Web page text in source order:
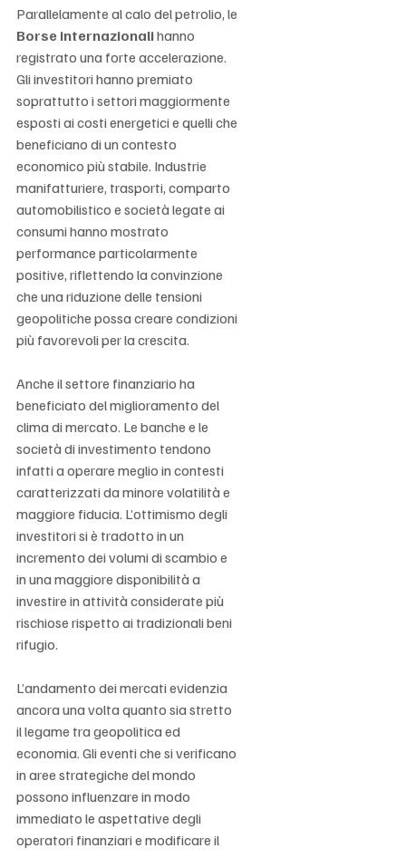
Parallelamente al calo del petrolio, le
Borse internazionali hanno
registrato una forte accelerazione.
Gli investitori hanno premiato
soprattutto i settori maggiormente
esposti ai costi energetici e quelli che
beneficiano di un contesto
economico più stabile. Industrie
manifatturiere, trasporti, comparto
automobilistico e società legate ai
consumi hanno mostrato
performance particolarmente
positive, riflettendo la convinzione
che una riduzione delle tensioni
geopolitiche possa creare condizioni
più favorevoli per la crescita.
Anche il settore finanziario ha
beneficiato del miglioramento del
clima di mercato. Le banche e le
società di investimento tendono
infatti a operare meglio in contesti
caratterizzati da minore volatilità e
maggiore fiducia. L’ottimismo degli
investitori si è tradotto in un
incremento dei volumi di scambio e
in una maggiore disponibilità a
investire in attività considerate più
rischiose rispetto ai tradizionali beni
rifugio.
L’andamento dei mercati evidenzia
ancora una volta quanto sia stretto
il legame tra geopolitica ed
economia. Gli eventi che si verificano
in aree strategiche del mondo
possono influenzare in modo
immediato le aspettative degli
operatori finanziari e modificare il